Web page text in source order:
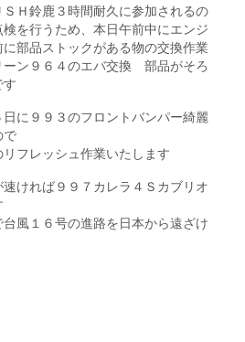
Ｈ鈴鹿３時間耐久に参加されるの
を行うため、本日午前中にエンジ
部品ストックがある物の交換作業
ーン９６４のエバ交換 部品がそろ
に９９３のフロントバンパー綺麗
で
フレッシュ作業いたします
ければ９９７カレラ４Ｓカブリオ
風１６号の進路を日本から遠ざけ